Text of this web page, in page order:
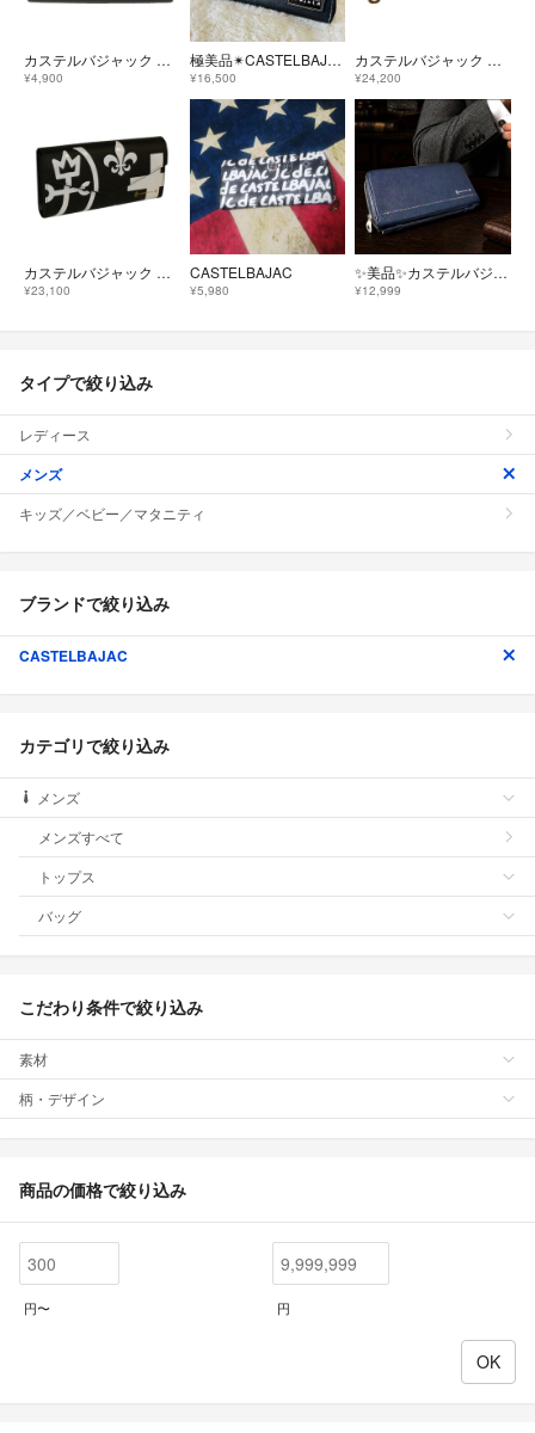
カステルバジャック 美品 長財布 ウォレット ラウンドファスナー 黒 ブラック
¥4,900
極美品✴︎CASTELBAJAC✴︎マルチカラー✴︎大容量✴︎長財布✴︎カステルバジャック
¥16,500
カステルバジャック ネゼル ラウンドファスナー長財布 081602 ブラック
¥24,200
カステルバジャック ネゼル カブセ長札 081605 ブラック
¥23,100
CASTELBAJAC
¥5,980
✨美品✨カステルバジャック オーガナイザー 長財布 ラウンドジップ ネイビー 紺
¥12,999
タイプで絞り込み
レディース
メンズ
キッズ／ベビー／マタニティ
ブランドで絞り込み
CASTELBAJAC
カテゴリで絞り込み
メンズ
メンズすべて
トップス
バッグ
こだわり条件で絞り込み
素材
柄・デザイン
商品の価格で絞り込み
円〜 円